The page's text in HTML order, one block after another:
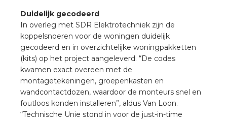
Duidelijk gecodeerd
In overleg met SDR Elektrotechniek zijn de
koppelsnoeren voor de woningen duidelijk
gecodeerd en in overzichtelijke woningpakketten
(kits) op het project aangeleverd. “De codes
kwamen exact overeen met de
montagetekeningen, groepenkasten en
wandcontactdozen, waardoor de monteurs snel en
foutloos konden installeren”, aldus Van Loon.
“Technische Unie stond in voor de just-in-time